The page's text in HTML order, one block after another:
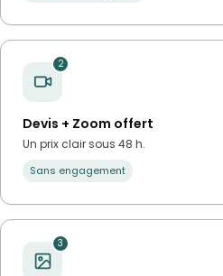
2
Devis + Zoom offert
Un prix clair sous 48 h.
Sans engagement
3